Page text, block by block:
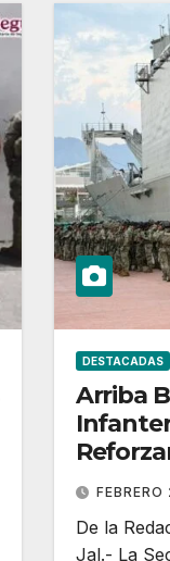
DESTACADAS
Arriba
Vallarta,
De la
Jal.- La